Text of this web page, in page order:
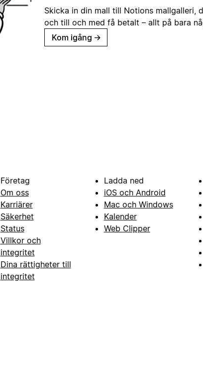
Skicka in din mall till Notions mallgalleri,
och till och med få betalt – allt på bara
Kom igång →
Företag
Om oss
Karriärer
Säkerhet
Status
Villkor och
integritet
Dina rättigheter till
integritet
Ladda ned
iOS och Android
Mac och Windows
Kalender
Web Clipper